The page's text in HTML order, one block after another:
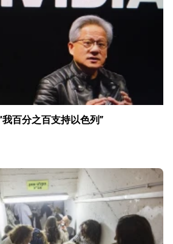
百分之百支持以色列”